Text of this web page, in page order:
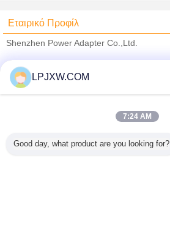
Εταιρικό Προφίλ
Shenzhen Power Adapter Co.,Ltd.
Trust Seal
Verified Suplier
Όλα τα Προϊόντα
LPJXW.COM
7:24 AM
Good day, what product are you looking for?